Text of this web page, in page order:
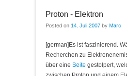
Proton - Elektron
Posted on 14. Juli 2007 by Marc
[german]Es ist faszinierend.
Recherchen zu
über eine Seite gestolpert,